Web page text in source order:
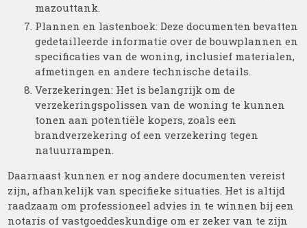
mazouttank.
Plannen en lastenboek: Deze documenten bevatten
gedetailleerde informatie over de bouwplannen en
specificaties van de woning, inclusief materialen,
afmetingen en andere technische details.
Verzekeringen: Het is belangrijk om de
verzekeringspolissen van de woning te kunnen
tonen aan potentiële kopers, zoals een
brandverzekering of een verzekering tegen
natuurrampen.
Daarnaast kunnen er nog andere documenten vereist
zijn, afhankelijk van specifieke situaties. Het is altijd
raadzaam om professioneel advies in te winnen bij een
notaris of vastgoeddeskundige om er zeker van te zijn